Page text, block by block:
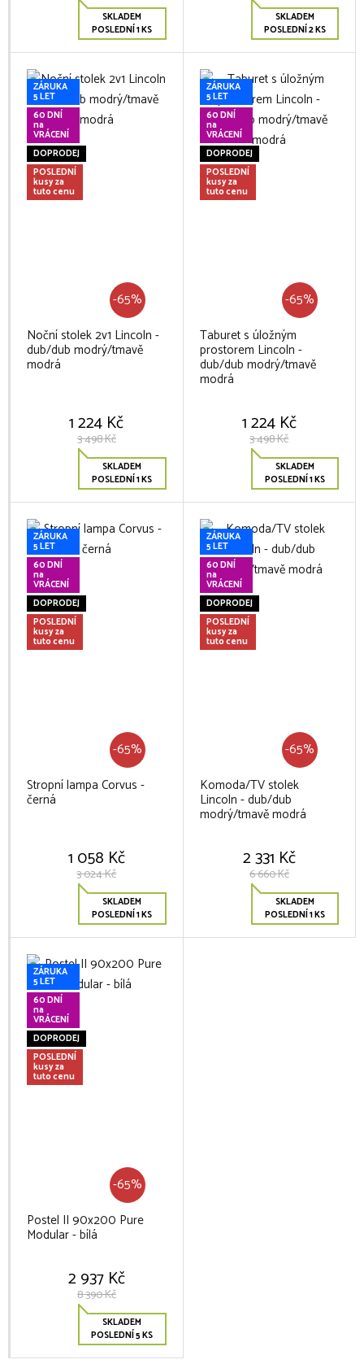
SKLADEM
POSLEDNÍ 1 KS
SKLADEM
POSLEDNÍ 2 KS
ZÁRUKA
5 LET
60 DNÍ
na
VRÁCENÍ
DOPRODEJ
POSLEDNÍ
kusy za
tuto cenu
-65%
Noční stolek 2v1 Lincoln -
dub/dub modrý/tmavě
modrá
1 224 Kč
3 498 Kč
SKLADEM
POSLEDNÍ 1 KS
ZÁRUKA
5 LET
60 DNÍ
na
VRÁCENÍ
DOPRODEJ
POSLEDNÍ
kusy za
tuto cenu
-65%
Taburet s úložným
prostorem Lincoln -
dub/dub modrý/tmavě
modrá
1 224 Kč
3 498 Kč
SKLADEM
POSLEDNÍ 1 KS
ZÁRUKA
5 LET
60 DNÍ
na
VRÁCENÍ
DOPRODEJ
POSLEDNÍ
kusy za
tuto cenu
-65%
Stropní lampa Corvus -
černá
1 058 Kč
3 024 Kč
SKLADEM
POSLEDNÍ 1 KS
ZÁRUKA
5 LET
60 DNÍ
na
VRÁCENÍ
DOPRODEJ
POSLEDNÍ
kusy za
tuto cenu
-65%
Komoda/TV stolek
Lincoln - dub/dub
modrý/tmavě modrá
2 331 Kč
6 660 Kč
SKLADEM
POSLEDNÍ 1 KS
ZÁRUKA
5 LET
60 DNÍ
na
VRÁCENÍ
DOPRODEJ
POSLEDNÍ
kusy za
tuto cenu
-65%
Postel II 90x200 Pure
Modular - bílá
2 937 Kč
8 390 Kč
SKLADEM
POSLEDNÍ 5 KS